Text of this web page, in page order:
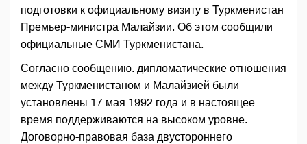
подготовки к официальному визиту в Туркменистан
Премьер-министра Малайзии. Об этом сообщили
официальные СМИ Туркменистана.
Согласно сообщению. дипломатические отношения
между Туркменистаном и Малайзией были
установлены 17 мая 1992 года и в настоящее
время поддерживаются на высоком уровне.
Договорно-правовая база двустороннего